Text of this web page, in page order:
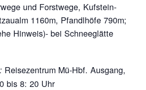
und Forstwege, Kufstein-
1160m, Pfandlhöfe 790m;
Hinweis)- bei Schneeglätte
: Reisezentrum Mü-Hbf. Ausgang,
bis 8: 20 Uhr